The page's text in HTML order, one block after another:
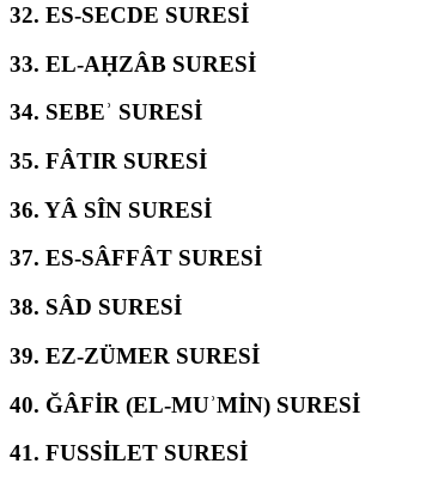
32. ES-SECDE SURESİ
33. EL-AḤZÂB SURESİ
34. SEBEʾ SURESİ
35. FÂTIR SURESİ
36. YÂ SÎN SURESİ
37. ES-SÂFFÂT SURESİ
38. SÂD SURESİ
39. EZ-ZÜMER SURESİ
40. ĞÂFİR (EL-MUʾMİN) SURESİ
41. FUSSİLET SURESİ